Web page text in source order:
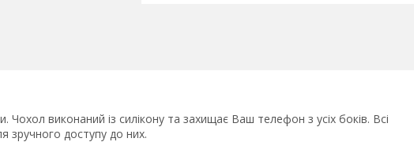
Чохол виконаний із силікону та захищає Ваш телефон з усіх боків. Всі
зручного доступу до них.